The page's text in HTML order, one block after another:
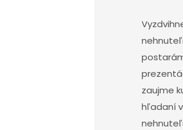
zaujme
hľadaní